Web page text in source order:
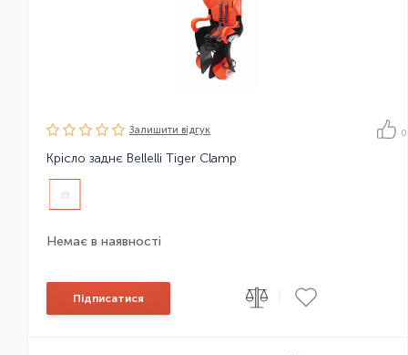
Залишити вiдгук 0
Крісло заднє Bellelli Tiger Clamp
Немає в наявності
Підписатися